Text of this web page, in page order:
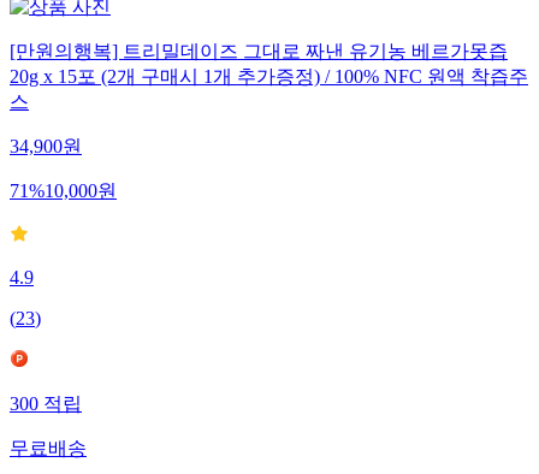
[만원의행복] 트리밀데이즈 그대로 짜낸 유기농 베르가못즙
20g x 15포 (2개 구매시 1개 추가증정) / 100% NFC 원액 착즙주
스
34,900원
71%10,000원
4.9
(23)
300적립
무료배송